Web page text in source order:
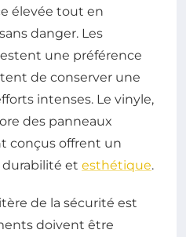
élevée tout en
danger. Les
une préférence
de conserver une
intenses. Le vinyle,
des panneaux
conçus offrent un
et esthétique.
de la sécurité est
doivent être